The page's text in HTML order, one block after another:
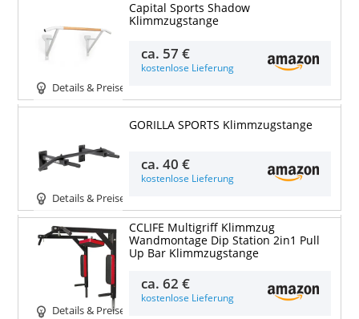
Details & Preise
Capital Sports Shadow
Klimmzugstange
ca. 57 €
kostenlose Lieferung
Details & Preise
GORILLA SPORTS Klimmzugstange
ca.40 €
kostenlose Lieferung
Details & Preise
CCLIFE Multigriff Klimmzug
Wandmontage Dip Station 2in1 Pull
Up Bar Klimmzugstange
ca.62 €
kostenlose Lieferung